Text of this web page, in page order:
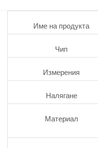
Име на продукта
Чип
Измерения
Налягане
Материал